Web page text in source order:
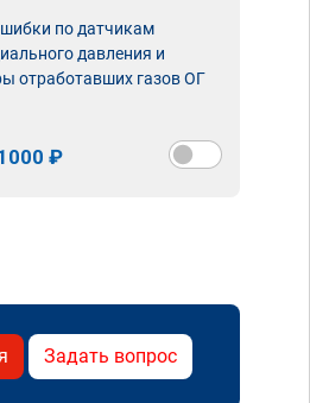
по датчикам
давления и
отработавших газов ОГ
₽
Задать вопрос